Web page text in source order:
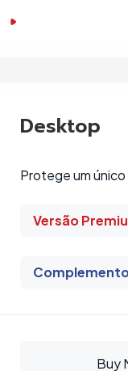
Desktop
Protege um
Versão
Buy